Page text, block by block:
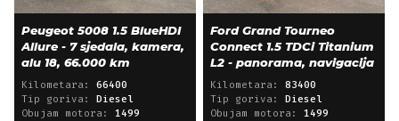
Peugeot 5008 1.5 BlueHDI
Allure - 7 sjedala, kamera,
alu 18, 66.000 km
Kilometara: 66400
Tip goriva: Diesel
Obujam motora: 1499
Ford Grand Tourneo
Connect 1.5 TDCi Titanium
L2 - panorama, navigacija
Kilometara: 83400
Tip goriva: Diesel
Obujam motora: 1499